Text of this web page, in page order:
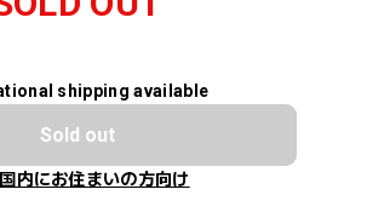
shipping available
Sold out
内にお住まいの方向け